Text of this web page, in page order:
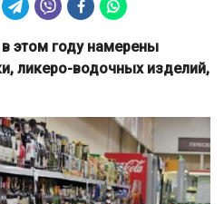
этом году намерены
ликеро-водочных изделий,